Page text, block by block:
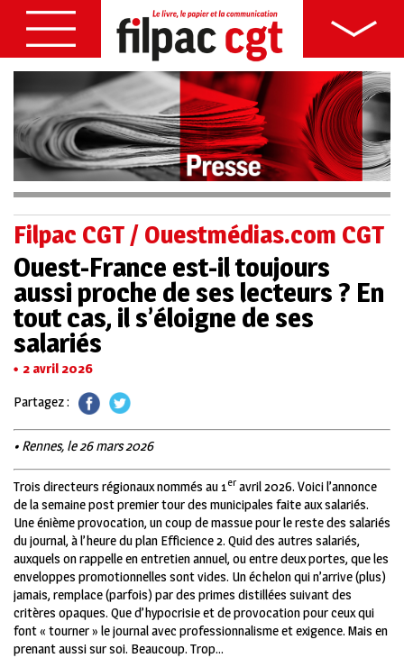
Filpac CGT / Ouestmédias.com CGT
Ouest-France est-il toujours
aussi proche de ses lecteurs ? En
tout cas, il s’éloigne de ses
salariés
2 avril 2026
Partagez :
• Rennes, le 26 mars 2026
Trois directeurs régionaux nommés au 1er avril 2026. Voici l’annonce
de la semaine post premier tour des municipales faite aux salariés.
Une énième provocation, un coup de massue pour le reste des salariés
du journal, à l’heure du plan Efficience 2. Quid des autres salariés,
auxquels on rappelle en entretien annuel, ou entre deux portes, que les
enveloppes promotionnelles sont vides. Un échelon qui n’arrive (plus)
jamais, remplace (parfois) par des primes distillées suivant des
critères opaques. Que d’hypocrisie et de provocation pour ceux qui
font « tourner » le journal avec professionnalisme et exigence. Mais en
prenant aussi sur soi. Beaucoup. Trop…